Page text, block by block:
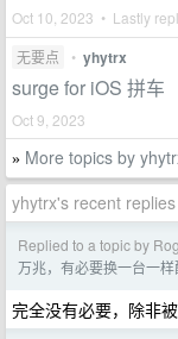
Oct 10, 2023 • Lastly
无要点 • yhytrx
surge for iOS 拼车
Oct 9, 2023
» More topics by
yhytrx's recent replies
Replied to a topic by
万兆，有必要换一台一样
完全没有必要，除非